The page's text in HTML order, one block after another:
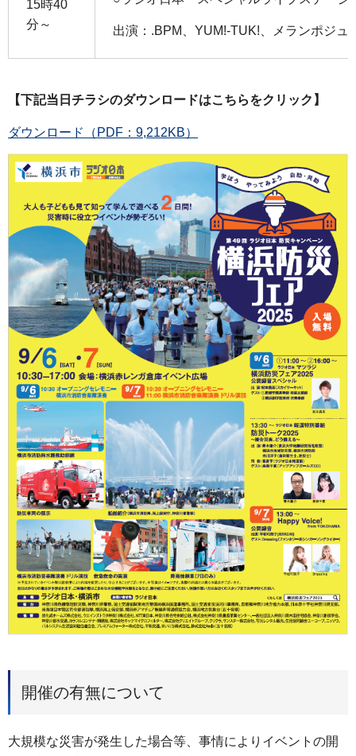
15時40
分～
出演：.BPM、YUM!-TUK!、メランポジュ
【下記当日チラシのダウンロードはこちらをクリック】
ダウンロード（PDF：9,212KB）
開催の有無について
大規模な災害が発生した場合等、事情によりイベントの開